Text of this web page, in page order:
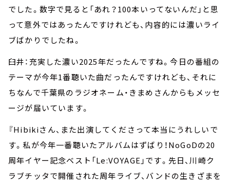
でした。数字で見ると「あれ？100本いってないんだ」と思
って意外ではあったんですけれども、内容的には濃いライ
ブばかりでしたね。
臼井：充実した濃い2025年だったんですね。今日の番組の
テーマが今年1番聴いた曲だったんですけれども、それに
ちなんで千葉県のラジオネーム・きまめさんからもメッセ
ージが届いています。
『Hibikiさん、また出演してくださって本当にうれしいで
す。私が今年一番聴いたアルバムはずばり！NoGoDの20
周年イヤー記念ベスト「Le:VOYAGE」です。先日、川崎ク
ラブチッタで開催された周年ライブ、バンドの生きざまを